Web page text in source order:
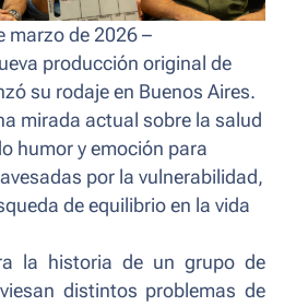
marzo de 2026 –
producción original de
su rodaje en Buenos Aires.
mirada actual sobre la salud
humor y emoción para
por la vulnerabilidad,
de equilibrio en la vida
la historia de un grupo de
distintos problemas de